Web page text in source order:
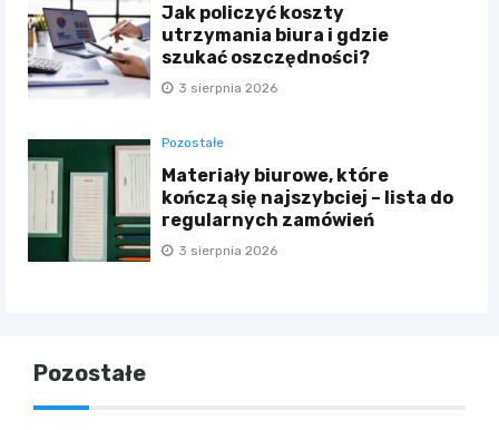
Jak policzyć koszty
utrzymania biura i gdzie
szukać oszczędności?
3 sierpnia 2026
Pozostałe
Materiały biurowe, które
kończą się najszybciej – lista do
regularnych zamówień
3 sierpnia 2026
Pozostałe